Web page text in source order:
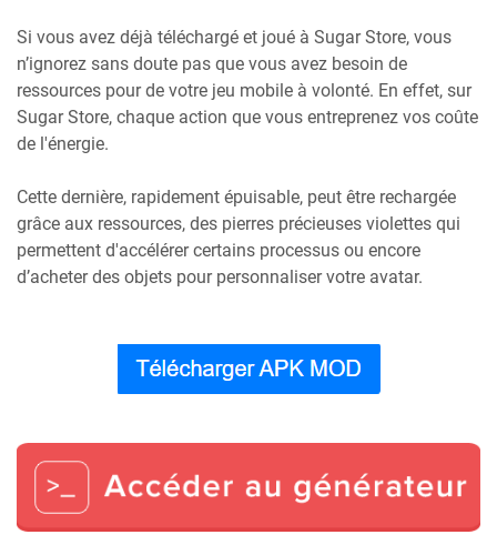
Si vous avez déjà téléchargé et joué à Sugar Store, vous
n’ignorez sans doute pas que vous avez besoin de
ressources pour de votre jeu mobile à volonté. En effet, sur
Sugar Store, chaque action que vous entreprenez vos coûte
de l'énergie.
Cette dernière, rapidement épuisable, peut être rechargée
grâce aux ressources, des pierres précieuses violettes qui
permettent d'accélérer certains processus ou encore
d’acheter des objets pour personnaliser votre avatar.